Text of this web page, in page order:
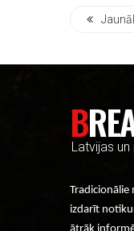
Latvijas
izdarīt